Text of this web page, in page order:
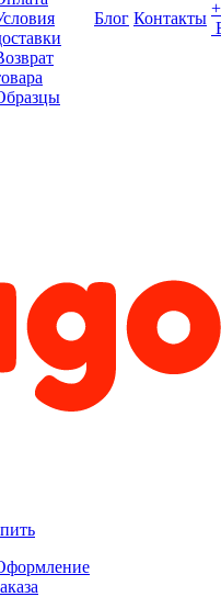
Блог Контакты
+